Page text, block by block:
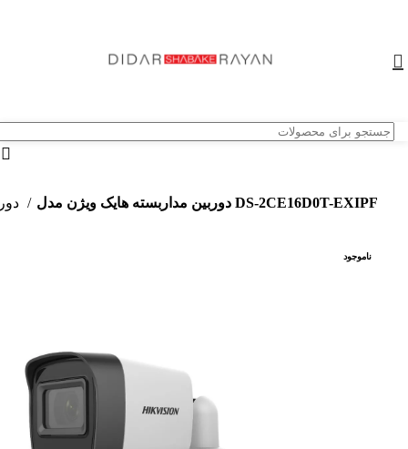
دوربین مداربسته هایک ویژن مدل DS-2CE16D0T-EXIPF
ناموجود